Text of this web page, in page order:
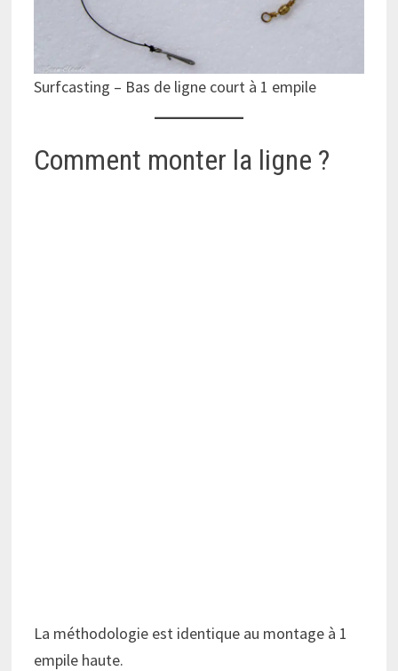
Surfcasting – Bas de ligne court à 1 empile
Comment monter la ligne ?
La méthodologie est identique au montage à 1
empile haute.